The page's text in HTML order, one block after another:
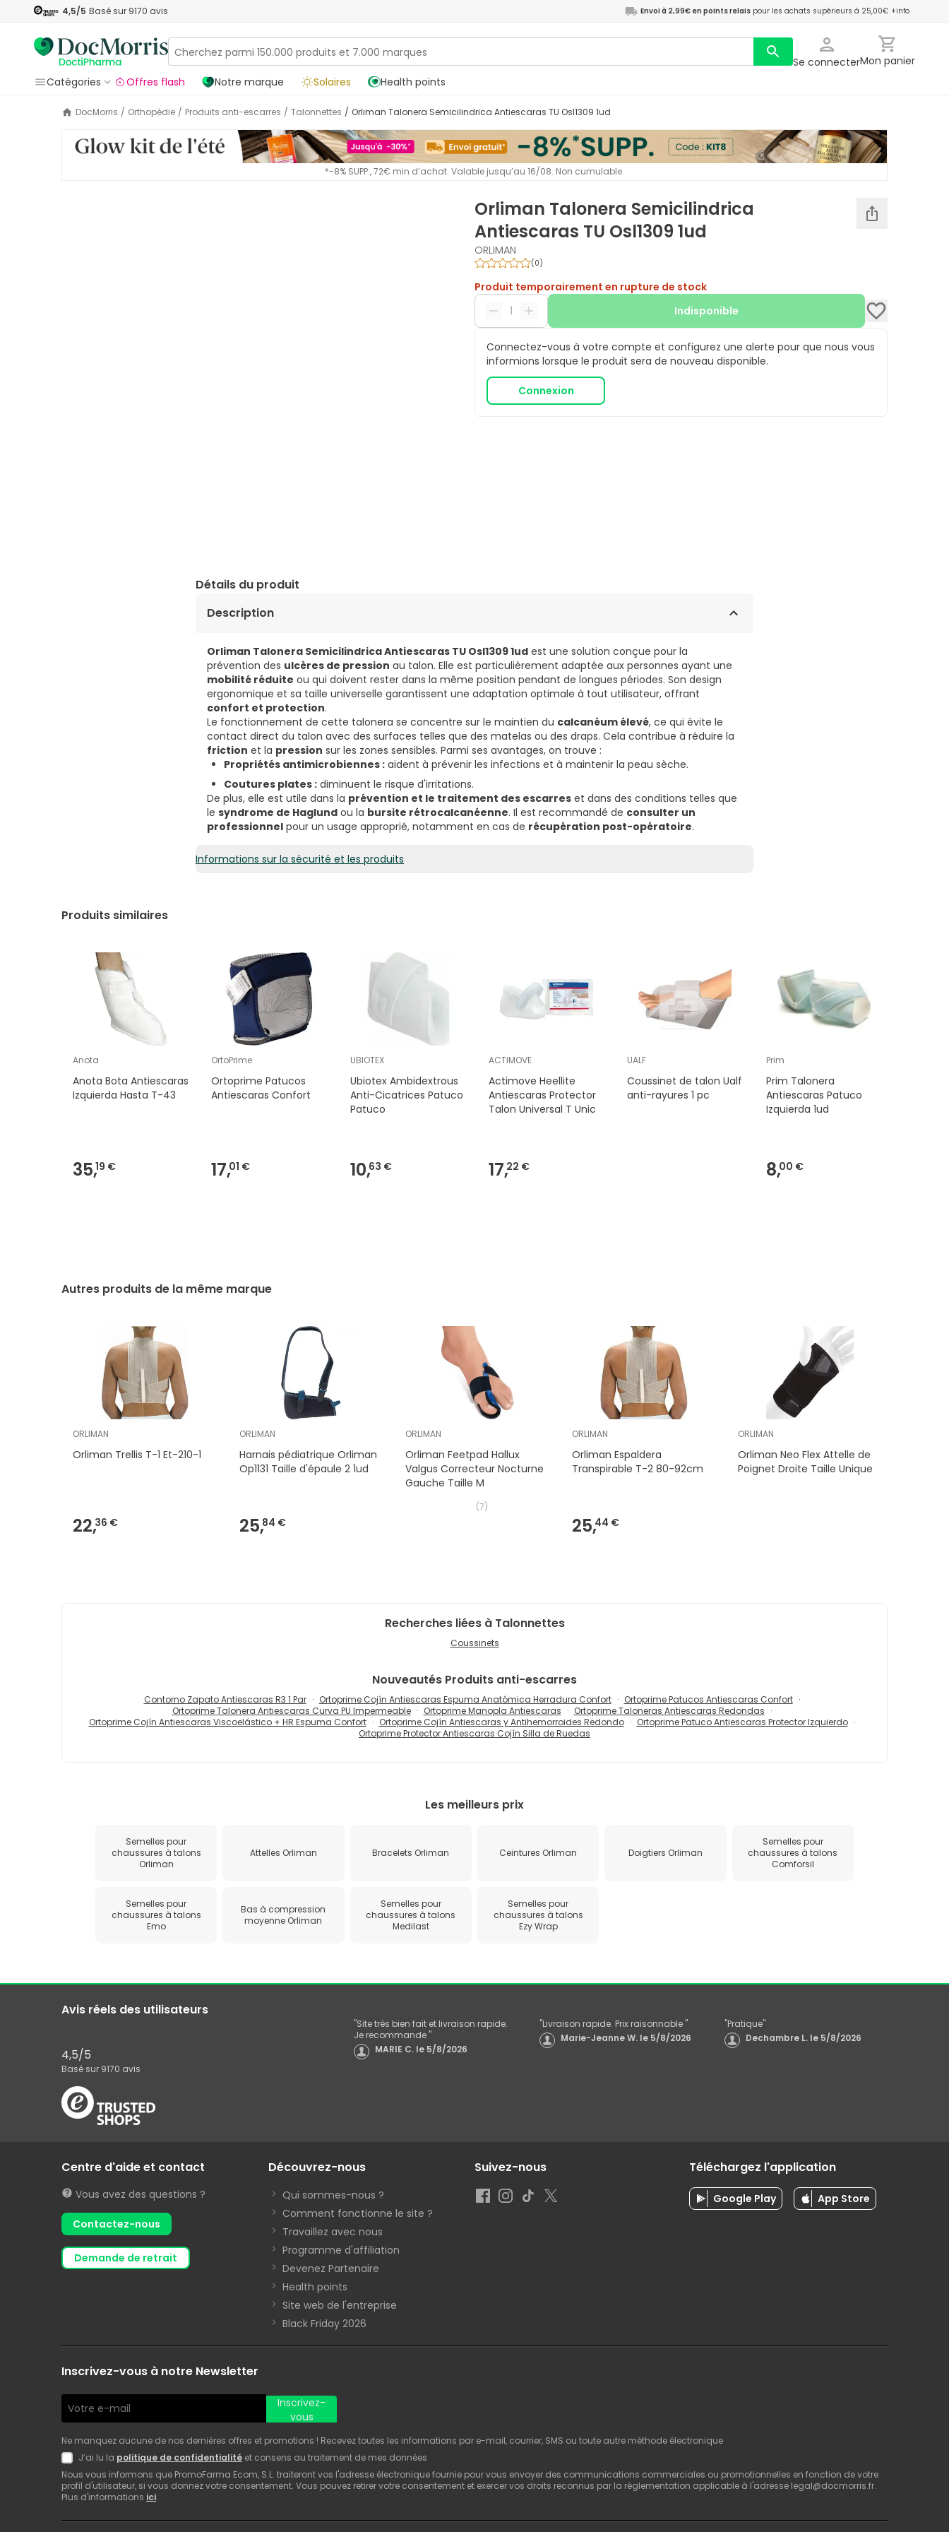
4,5/5 Basé sur 9170 avis Envoi à 2,99€ en points relais pour les achats supérieurs à 25,00€ +info
Se connecterMon panier
Catégories
Offres flash Notre marque Solaires Health points
DocMorris / Orthopédie / Produits anti-escarres / Talonnettes / Orliman Talonera Semicilindrica Antiescaras TU Osl1309 1ud
*-8% SUPP., 72€ min d’achat. Valable jusqu’au 16/08. Non cumulable.
Orliman Talonera Semicilindrica
Antiescaras TU Osl1309 1ud
ORLIMAN
(0)
Produit temporairement en rupture de stock
Indisponible
Connectez-vous à votre compte et configurez une alerte pour que nous vous
informions lorsque le produit sera de nouveau disponible.
Connexion
Détails du produit
Description
Orliman Talonera Semicilindrica Antiescaras TU Osl1309 1ud est une solution conçue pour la
prévention des ulcères de pression au talon. Elle est particulièrement adaptée aux personnes ayant une
mobilité réduite ou qui doivent rester dans la même position pendant de longues périodes. Son design
ergonomique et sa taille universelle garantissent une adaptation optimale à tout utilisateur, offrant
confort et protection.
Le fonctionnement de cette talonera se concentre sur le maintien du calcanéum élevé, ce qui évite le
contact direct du talon avec des surfaces telles que des matelas ou des draps. Cela contribue à réduire la
friction et la pression sur les zones sensibles. Parmi ses avantages, on trouve :
Propriétés antimicrobiennes : aident à prévenir les infections et à maintenir la peau sèche.
Coutures plates : diminuent le risque d'irritations.
De plus, elle est utile dans la prévention et le traitement des escarres et dans des conditions telles que
le syndrome de Haglund ou la bursite rétrocalcanéenne. Il est recommandé de consulter un
professionnel pour un usage approprié, notamment en cas de récupération post-opératoire.
Informations sur la sécurité et les produits
Produits similaires
Anota
Anota Bota Antiescaras
Izquierda Hasta T-43
35,19 €
OrtoPrime
Ortoprime Patucos
Antiescaras Confort
17,01 €
UBIOTEX
Ubiotex Ambidextrous
Anti-Cicatrices Patuco
Patuco
10,63 €
ACTIMOVE
Actimove Heellite
Antiescaras Protector
Talon Universal T Unic
17,22 €
UALF
Coussinet de talon Ualf
anti-rayures 1 pc
Prim
Prim Talonera
Antiescaras Patuco
Izquierda 1ud
8,00 €
Autres produits de la même marque
ORLIMAN
Orliman Trellis T-1 Et-210-1
22,36 €
ORLIMAN
Harnais pédiatrique Orliman
Op1131 Taille d'épaule 2 1ud
25,84 €
ORLIMAN
Orliman Feetpad Hallux
Valgus Correcteur Nocturne
Gauche Taille M
(7)
ORLIMAN
Orliman Espaldera
Transpirable T-2 80-92cm
25,44 €
ORLIMAN
Orliman Neo Flex Attelle de
Poignet Droite Taille Unique
Recherches liées à Talonnettes
Coussinets
Nouveautés Produits anti-escarres
Contorno Zapato Antiescaras R3 1 Par Ortoprime Cojín Antiescaras Espuma Anatómica Herradura Confort
Ortoprime Patucos Antiescaras Confort
Ortoprime Talonera Antiescaras Curva PU Impermeable
Ortoprime Manopla Antiescaras
Ortoprime Taloneras Antiescaras Redondas
Ortoprime Cojín Antiescaras Viscoelástico + HR Espuma Confort
Ortoprime Cojín Antiescaras y Antihemorroides Redondo
Ortoprime Patuco Antiescaras Protector Izquierdo
Ortoprime Protector Antiescaras Cojín Silla de Ruedas
Les meilleurs prix
Semelles pour
chaussures à talons
Orliman
Attelles Orliman Bracelets Orliman Ceintures Orliman Doigtiers Orliman
Semelles pour
chaussures à talons
Comforsil
Semelles pour
chaussures à talons
Emo
Bas à compression
moyenne Orliman
Semelles pour
chaussures à talons
Medilast
Semelles pour
chaussures à talons
Ezy Wrap
Avis réels des utilisateurs
4,5/5
Basé sur 9170 avis
"Site très bien fait et livraison rapide.
Je recommande "
MARIE C. le 5/8/2026
"Livraison rapide. Prix raisonnable "
Marie-Jeanne W. le 5/8/2026
"Pratique"
Dechambre L. le 5/8/2026
Centre d'aide et contact
Vous avez des questions ?
Contactez-nous
demande de retrait
Découvrez-nous
Qui sommes-nous ?
Comment fonctionne le site ?
Travaillez avec nous
Programme d'affiliation
Devenez Partenaire
Health points
Site web de l'entreprise
Black Friday 2026
Suivez-nous Téléchargez l'application
Google Play App Store
Inscrivez-vous à notre Newsletter
Inscrivez-
vous
Ne manquez aucune de nos dernières offres et promotions ! Recevez toutes les informations par e-mail, courrier, SMS ou toute autre méthode électronique
J’ai lu la politique de confidentialité et consens au traitement de mes données
Nous vous informons que PromoFarma Ecom, S.L. traiteront vos l'adresse électronique fournie pour vous envoyer des communications commerciales ou promotionnelles en fonction de votre
profil d'utilisateur, si vous donnez votre consentement. Vous pouvez retirer votre consentement et exercer vos droits reconnus par la réglementation applicable à l'adresse legal@docmorris.fr.
Plus d'informations ici.